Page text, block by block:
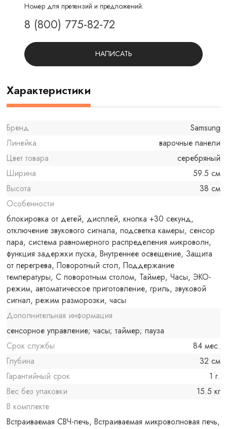
Номер для претензий и предложений:
8 (800) 775-82-72
НАПИСАТЬ
Характеристики
Бренд
Samsung
Линейка
варочные панели
Цвет товара
серебряный
Ширина
59.5 см
Высота
38 см
Особенности
блокировка от детей, дисплей, кнопка +30 секунд,
отключение звукового сигнала, подсветка камеры, сенсор
пара, система равномерного распределения микроволн,
функция задержки пуска, Внутреннее освещение, Защита
от перегрева, Поворотный стол, Поддержание
температуры, С поворотным столом, Таймер, Часы, ЭКО-
режим, автоматическое приготовление, гриль, звуковой
сигнал, режим разморозки, часы
Дополнительная информация
сенсорное управление; часы; таймер; пауза
Срок службы
84 мес.
Глубина
32 см
Гарантийный срок
1 г.
Вес без упаковки
15.5 кг
В комплекте
Встраиваемая СВЧ-печь, Встраиваемая микроволновая печь,